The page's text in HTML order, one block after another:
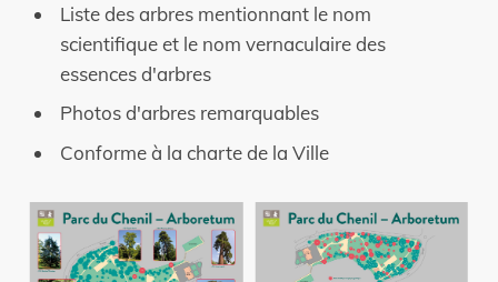
Liste des arbres mentionnant le nom
scientifique et le nom vernaculaire des
essences d'arbres
Photos d'arbres remarquables
Conforme à la charte de la Ville